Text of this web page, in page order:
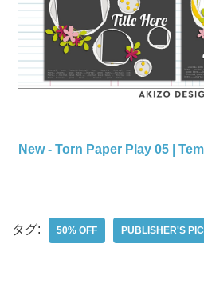
New - Torn Paper Play 05 |
タグ: 50% OFF PUBLISHER'S